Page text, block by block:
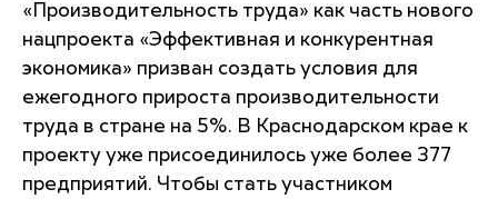
«Производительность труда» как часть нового
нацпроекта «Эффективная и конкурентная
экономика» призван создать условия для
ежегодного прироста производительности
труда в стране на 5%. В Краснодарском крае к
проекту уже присоединилось уже более 377
предприятий. Чтобы стать участником